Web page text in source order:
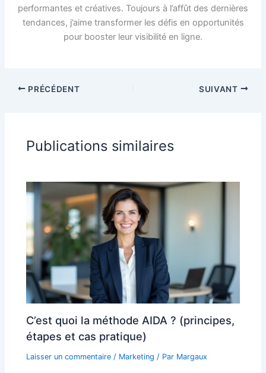
performantes et créatives. Toujours à l’affût des dernières
tendances, j’aime transformer les défis en opportunités
pour booster leur visibilité en ligne.
PRÉCÉDENT SUIVANT
Publications similaires
C’est quoi la méthode AIDA ? (principes,
étapes et cas pratique)
Laisser un commentaire / Marketing / Par Margaux